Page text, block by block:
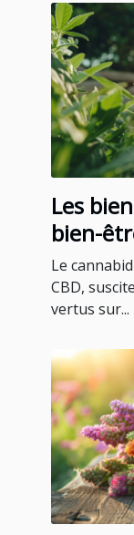
Les
bien-
Le
CBD,
vertus sur...